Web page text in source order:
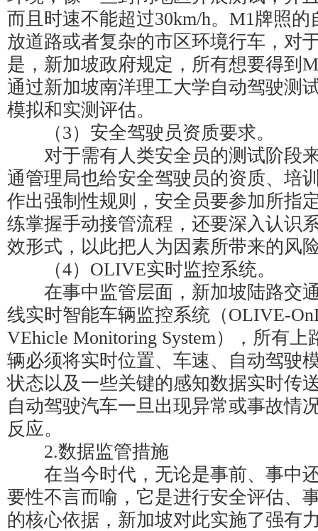
而且时速不能超过30km/h。M1牌照
放道路或者复杂的市区环境行车，对
是，新加坡政府规定，所有想要得到
通过新加坡南洋理工大学自动驾驶测
模拟和实测评估。
（3）安全驾驶员资质要求。
对于需有人类安全员的测试阶段
通管理局也给安全驾驶员的资质、培
作出强制性规则，安全员要参加所指
练掌握手动接管流程，还要深入认识
效形式，以此把人为因素所带来的风
（4）OLIVE实时监控系统。
在事中监管层面，新加坡陆路交
线实时智能车辆监控系统（OLIVE-
VEhicle Monitoring System），所有
辆必须将实时位置、车速、自动驾驶
状态以及一些关键的感知数据实时传
自动驾驶汽车一旦出现异常或事故情
反应。
2.数据监管措施
在当今时代，无论是事前、事中
要性不言而喻，它是进行安全评估、
的核心依据，新加坡对此实施了强有